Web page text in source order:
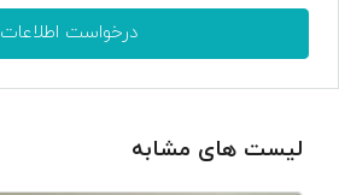
درخواست اطلاعات
لیست های مشابه